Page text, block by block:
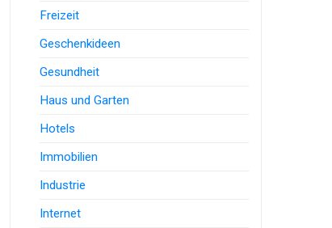
Freizeit
Geschenkideen
Gesundheit
Haus und Garten
Hotels
Immobilien
Industrie
Internet